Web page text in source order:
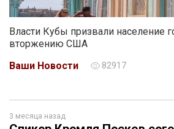
Власти Кубы призвали население
вторжению США
Ваши Новости
82917
3 месяца назад